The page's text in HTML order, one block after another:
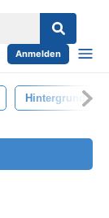
Anmelden
Hintergrund